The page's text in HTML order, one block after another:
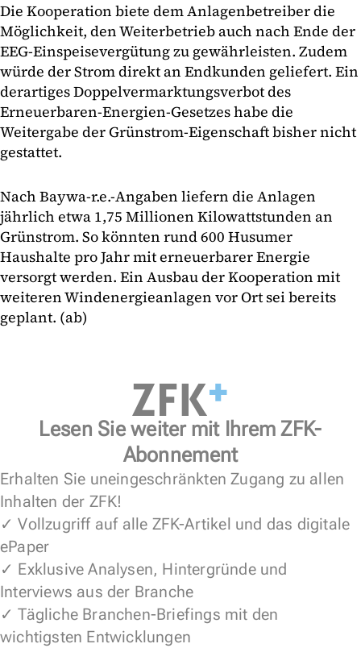
Die Kooperation biete dem Anlagenbetreiber die
Möglichkeit, den Weiterbetrieb auch nach Ende der
EEG-Einspeisevergütung zu gewährleisten. Zudem
würde der Strom direkt an Endkunden geliefert. Ein
derartiges Doppelvermarktungsverbot des
Erneuerbaren-Energien-Gesetzes habe die
Weitergabe der Grünstrom-Eigenschaft bisher nicht
gestattet.
Nach Baywa-r.e.-Angaben liefern die Anlagen
jährlich etwa 1,75 Millionen Kilowattstunden an
Grünstrom. So könnten rund 600 Husumer
Haushalte pro Jahr mit erneuerbarer Energie
versorgt werden. Ein Ausbau der Kooperation mit
weiteren Windenergieanlagen vor Ort sei bereits
geplant. (ab)
Lesen Sie weiter mit Ihrem ZFK-
Abonnement
Erhalten Sie uneingeschränkten Zugang zu allen
Inhalten der ZFK!
✓ Vollzugriff auf alle ZFK-Artikel und das digitale
ePaper
✓ Exklusive Analysen, Hintergründe und
Interviews aus der Branche
✓ Tägliche Branchen-Briefings mit den
wichtigsten Entwicklungen